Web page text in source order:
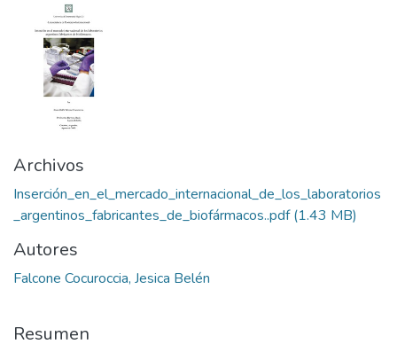
Archivos
Inserción_en_el_mercado_internacional_de_los_laboratorios
_argentinos_fabricantes_de_biofármacos..pdf(1.43 MB)
Autores
Falcone Cocuroccia, Jesica Belén
Resumen